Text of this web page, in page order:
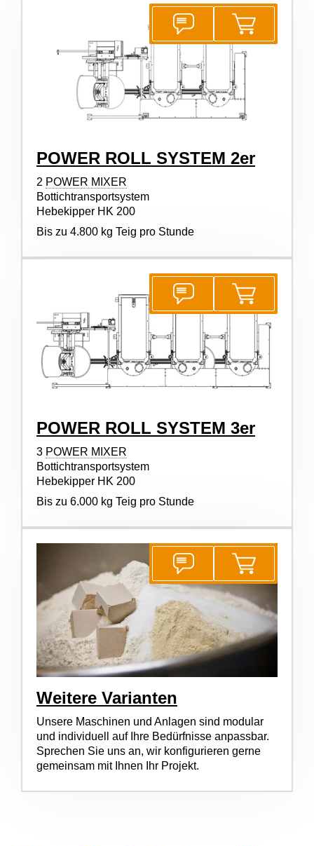
POWER ROLL SYSTEM 2er
2 POWER MIXER
Bottichtransportsystem
Hebekipper HK 200
Bis zu 4.800 kg Teig pro Stunde
POWER ROLL SYSTEM 3er
3 POWER MIXER
Bottichtransportsystem
Hebekipper HK 200
Bis zu 6.000 kg Teig pro Stunde
Weitere Varianten
Unsere Maschinen und Anlagen sind modular
und individuell auf Ihre Bedürfnisse anpassbar.
Sprechen Sie uns an, wir konfigurieren gerne
gemeinsam mit Ihnen Ihr Projekt.